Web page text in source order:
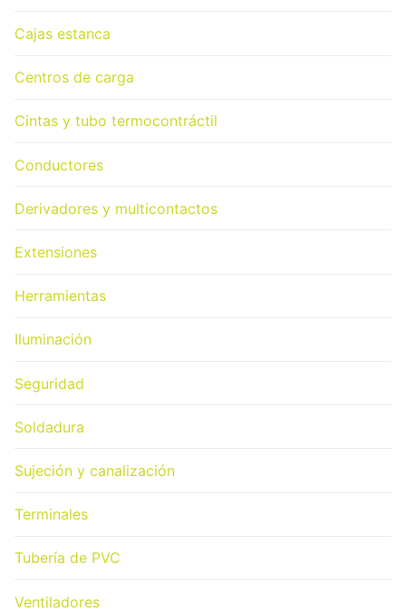
Cajas estanca
Centros de carga
Cintas y tubo termocontráctil
Conductores
Derivadores y multicontactos
Extensiones
Herramientas
Iluminación
Seguridad
Soldadura
Sujeción y canalización
Terminales
Tubería de PVC
Ventiladores